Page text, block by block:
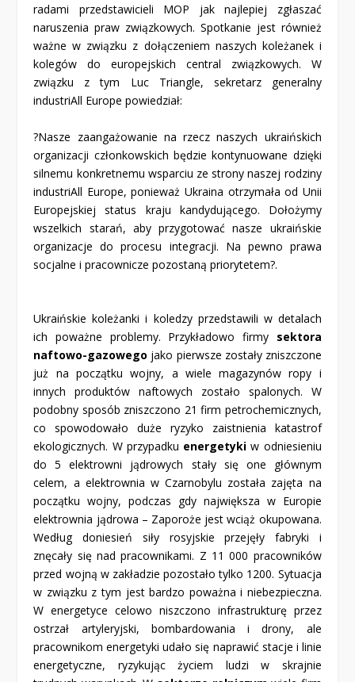
radami przedstawicieli MOP jak najlepiej zgłaszać
naruszenia praw związkowych. Spotkanie jest również
ważne w związku z dołączeniem naszych koleżanek i
kolegów do europejskich central związkowych. W
związku z tym Luc Triangle, sekretarz generalny
industriAll Europe powiedział:
?Nasze zaangażowanie na rzecz naszych ukraińskich
organizacji członkowskich będzie kontynuowane dzięki
silnemu konkretnemu wsparciu ze strony naszej rodziny
industriAll Europe, ponieważ Ukraina otrzymała od Unii
Europejskiej status kraju kandydującego. Dołożymy
wszelkich starań, aby przygotować nasze ukraińskie
organizacje do procesu integracji. Na pewno prawa
socjalne i pracownicze pozostaną priorytetem?.
Ukraińskie koleżanki i koledzy przedstawili w detalach
ich poważne problemy. Przykładowo firmy sektora
naftowo-gazowego jako pierwsze zostały zniszczone
już na początku wojny, a wiele magazynów ropy i
innych produktów naftowych zostało spalonych. W
podobny sposób zniszczono 21 firm petrochemicznych,
co spowodowało duże ryzyko zaistnienia katastrof
ekologicznych. W przypadku energetyki w odniesieniu
do 5 elektrowni jądrowych stały się one głównym
celem, a elektrownia w Czarnobylu została zajęta na
początku wojny, podczas gdy największa w Europie
elektrownia jądrowa – Zaporoże jest wciąż okupowana.
Według doniesień siły rosyjskie przejęły fabryki i
znęcały się nad pracownikami. Z 11 000 pracowników
przed wojną w zakładzie pozostało tylko 1200. Sytuacja
w związku z tym jest bardzo poważna i niebezpieczna.
W energetyce celowo niszczono infrastrukturę przez
ostrzał artyleryjski, bombardowania i drony, ale
pracownikom energetyki udało się naprawić stacje i linie
energetyczne, ryzykując życiem ludzi w skrajnie